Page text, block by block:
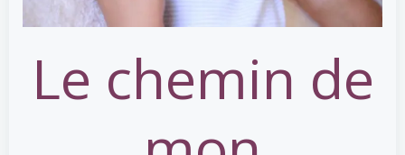
Le chemin de